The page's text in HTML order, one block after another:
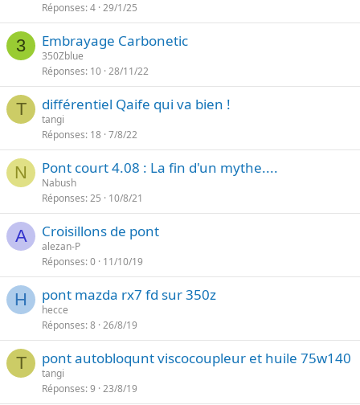
Réponses 4 29/1/25
3 Embrayage Carbonetic
350Zblue
Réponses 10 28/11/22
T différentiel Qaife qui va bien !
tangi
Réponses 18 7/8/22
N Pont court 4.08 : La fin d'un mythe....
Nabush
Réponses 25 10/8/21
A Croisillons de pont
alezan-P
Réponses 0 11/10/19
H pont mazda rx7 fd sur 350z
hecce
Réponses 8 26/8/19
T pont autobloqunt viscocoupleur et huile 75w140
tangi
Réponses 9 23/8/19